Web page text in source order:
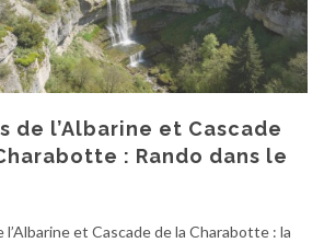
de l’Albarine et Cascade
: Rando dans le
l’Albarine et Cascade de la Charabotte : la